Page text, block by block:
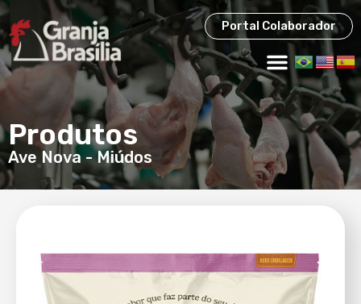
Portal Colaborador
Produtos
Ave Nova-Miúdos